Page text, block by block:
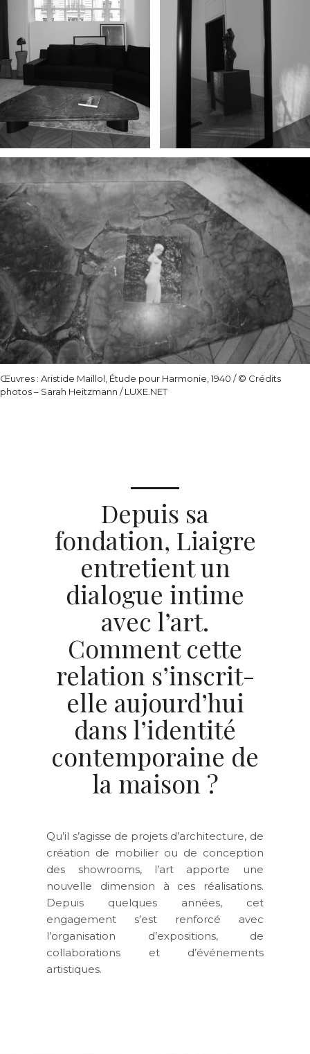
Œuvres : Aristide Maillol, Étude pour Harmonie, 1940 / © Crédits
photos – Sarah Heitzmann / LUXE.NET
Depuis sa
fondation, Liaigre
entretient un
dialogue intime
avec l’art.
Comment cette
relation s’inscrit-
elle aujourd’hui
dans l’identité
contemporaine de
la maison ?
Qu’il s’agisse de projets d’architecture, de
création de mobilier ou de conception
des showrooms, l’art apporte une
nouvelle dimension à ces réalisations.
Depuis quelques années, cet
engagement s’est renforcé avec
l’organisation d’expositions, de
collaborations et d’événements
artistiques.